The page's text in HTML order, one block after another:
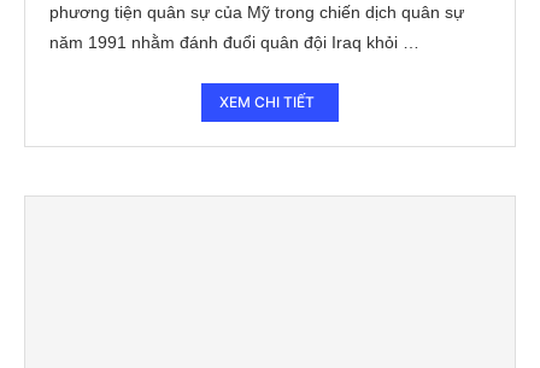
phương tiện quân sự của Mỹ trong chiến dịch quân sự
năm 1991 nhằm đánh đuổi quân đội Iraq khỏi …
XEM CHI TIẾT